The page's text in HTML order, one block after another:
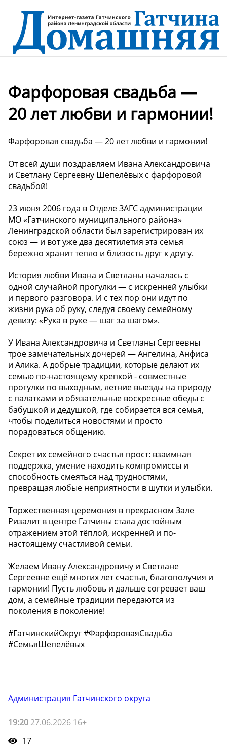
Фарфоровая свадьба —
20 лет любви и гармонии!
Фарфоровая свадьба — 20 лет любви и гармонии!
От всей души поздравляем Ивана Александровича
и Светлану Сергеевну Шепелёвых с фарфоровой
свадьбой!
23 июня 2006 года в Отделе ЗАГС администрации
МО «Гатчинского муниципального района»
Ленинградской области был зарегистрирован их
союз — и вот уже два десятилетия эта семья
бережно хранит тепло и близость друг к другу.
История любви Ивана и Светланы началась с
одной случайной прогулки — с искренней улыбки
и первого разговора. И с тех пор они идут по
жизни рука об руку, следуя своему семейному
девизу: «Рука в руке — шаг за шагом».
У Ивана Александровича и Светланы Сергеевны
трое замечательных дочерей — Ангелина, Анфиса
и Алика. А добрые традиции, которые делают их
семью по-настоящему крепкой - совместные
прогулки по выходным, летние выезды на природу
с палатками и обязательные воскресные обеды с
бабушкой и дедушкой, где собирается вся семья,
чтобы поделиться новостями и просто
порадоваться общению.
Секрет их семейного счастья прост: взаимная
поддержка, умение находить компромиссы и
способность смеяться над трудностями,
превращая любые неприятности в шутки и улыбки.
Торжественная церемония в прекрасном Зале
Ризалит в центре Гатчины стала достойным
отражением этой тёплой, искренней и по-
настоящему счастливой семьи.
Желаем Ивану Александровичу и Светлане
Сергеевне ещё многих лет счастья, благополучия и
гармонии! Пусть любовь и дальше согревает ваш
дом, а семейные традиции передаются из
поколения в поколение!
#ГатчинскийОкруг #ФарфороваяСвадьба
#СемьяШепелёвых
Администрация Гатчинского округа
19:20 27.06.2026 16+
17